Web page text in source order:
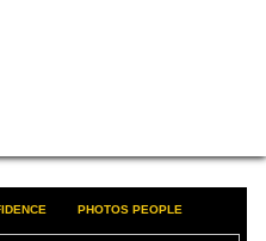
PHOTOS PEOPLE